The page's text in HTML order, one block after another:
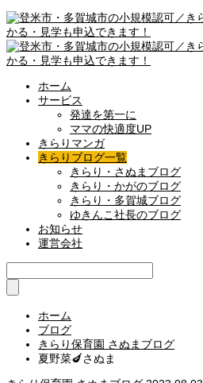
ホーム
サービス
発達を第一に
ママの快適度UP
きらりマンガ
きらりブログ一覧
きらり・さぬまブログ
きらり・かがのブログ
きらり・多賀城ブログ
ゆきんこ社長のブログ
お知らせ
運営会社
ホーム
ブログ
きらり保育園 さぬまブログ
夏野菜🍆さぬま